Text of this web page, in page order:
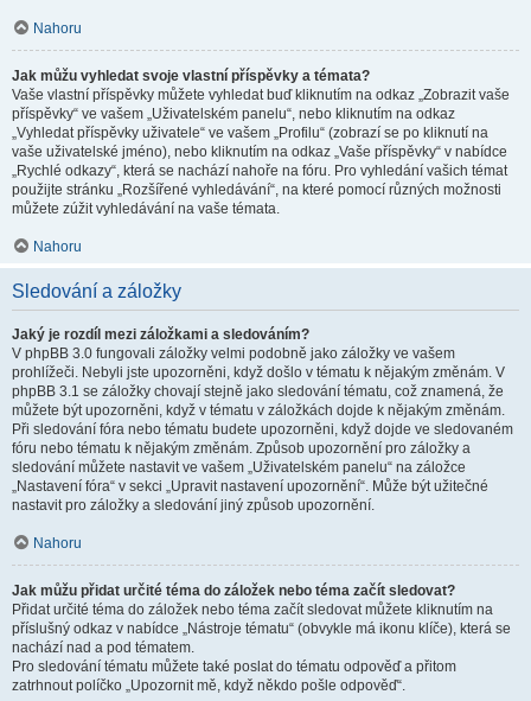
Nahoru
Jak můžu vyhledat svoje vlastní příspěvky a témata?
Vaše vlastní příspěvky můžete vyhledat buď kliknutím na odkaz „Zobrazit vaše
příspěvky“ ve vašem „Uživatelském panelu“, nebo kliknutím na odkaz
„Vyhledat příspěvky uživatele“ ve vašem „Profilu“ (zobrazí se po kliknutí na
vaše uživatelské jméno), nebo kliknutím na odkaz „Vaše příspěvky“ v nabídce
„Rychlé odkazy“, která se nachází nahoře na fóru. Pro vyhledání vašich témat
použijte stránku „Rozšířené vyhledávání“, na které pomocí různých možnosti
můžete zúžit vyhledávání na vaše témata.
Nahoru
Sledování a záložky
Jaký je rozdíl mezi záložkami a sledováním?
V phpBB 3.0 fungovali záložky velmi podobně jako záložky ve vašem
prohlížeči. Nebyli jste upozorněni, když došlo v tématu k nějakým změnám. V
phpBB 3.1 se záložky chovají stejně jako sledování tématu, což znamená, že
můžete být upozorněni, když v tématu v záložkách dojde k nějakým změnám.
Při sledování fóra nebo tématu budete upozorněni, když dojde ve sledovaném
fóru nebo tématu k nějakým změnám. Způsob upozornění pro záložky a
sledování můžete nastavit ve vašem „Uživatelském panelu“ na záložce
„Nastavení fóra“ v sekci „Upravit nastavení upozornění“. Může být užitečné
nastavit pro záložky a sledování jiný způsob upozornění.
Nahoru
Jak můžu přidat určité téma do záložek nebo téma začít sledovat?
Přidat určité téma do záložek nebo téma začít sledovat můžete kliknutím na
příslušný odkaz v nabídce „Nástroje tématu“ (obvykle má ikonu klíče), která se
nachází nad a pod tématem.
Pro sledování tématu můžete také poslat do tématu odpověď a přitom
zatrhnout políčko „Upozornit mě, když někdo pošle odpověď“.